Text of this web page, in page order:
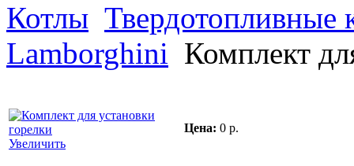
Котлы Твердотопливные
Lamborghini Комплект
Увеличить
Цена: 0 р.